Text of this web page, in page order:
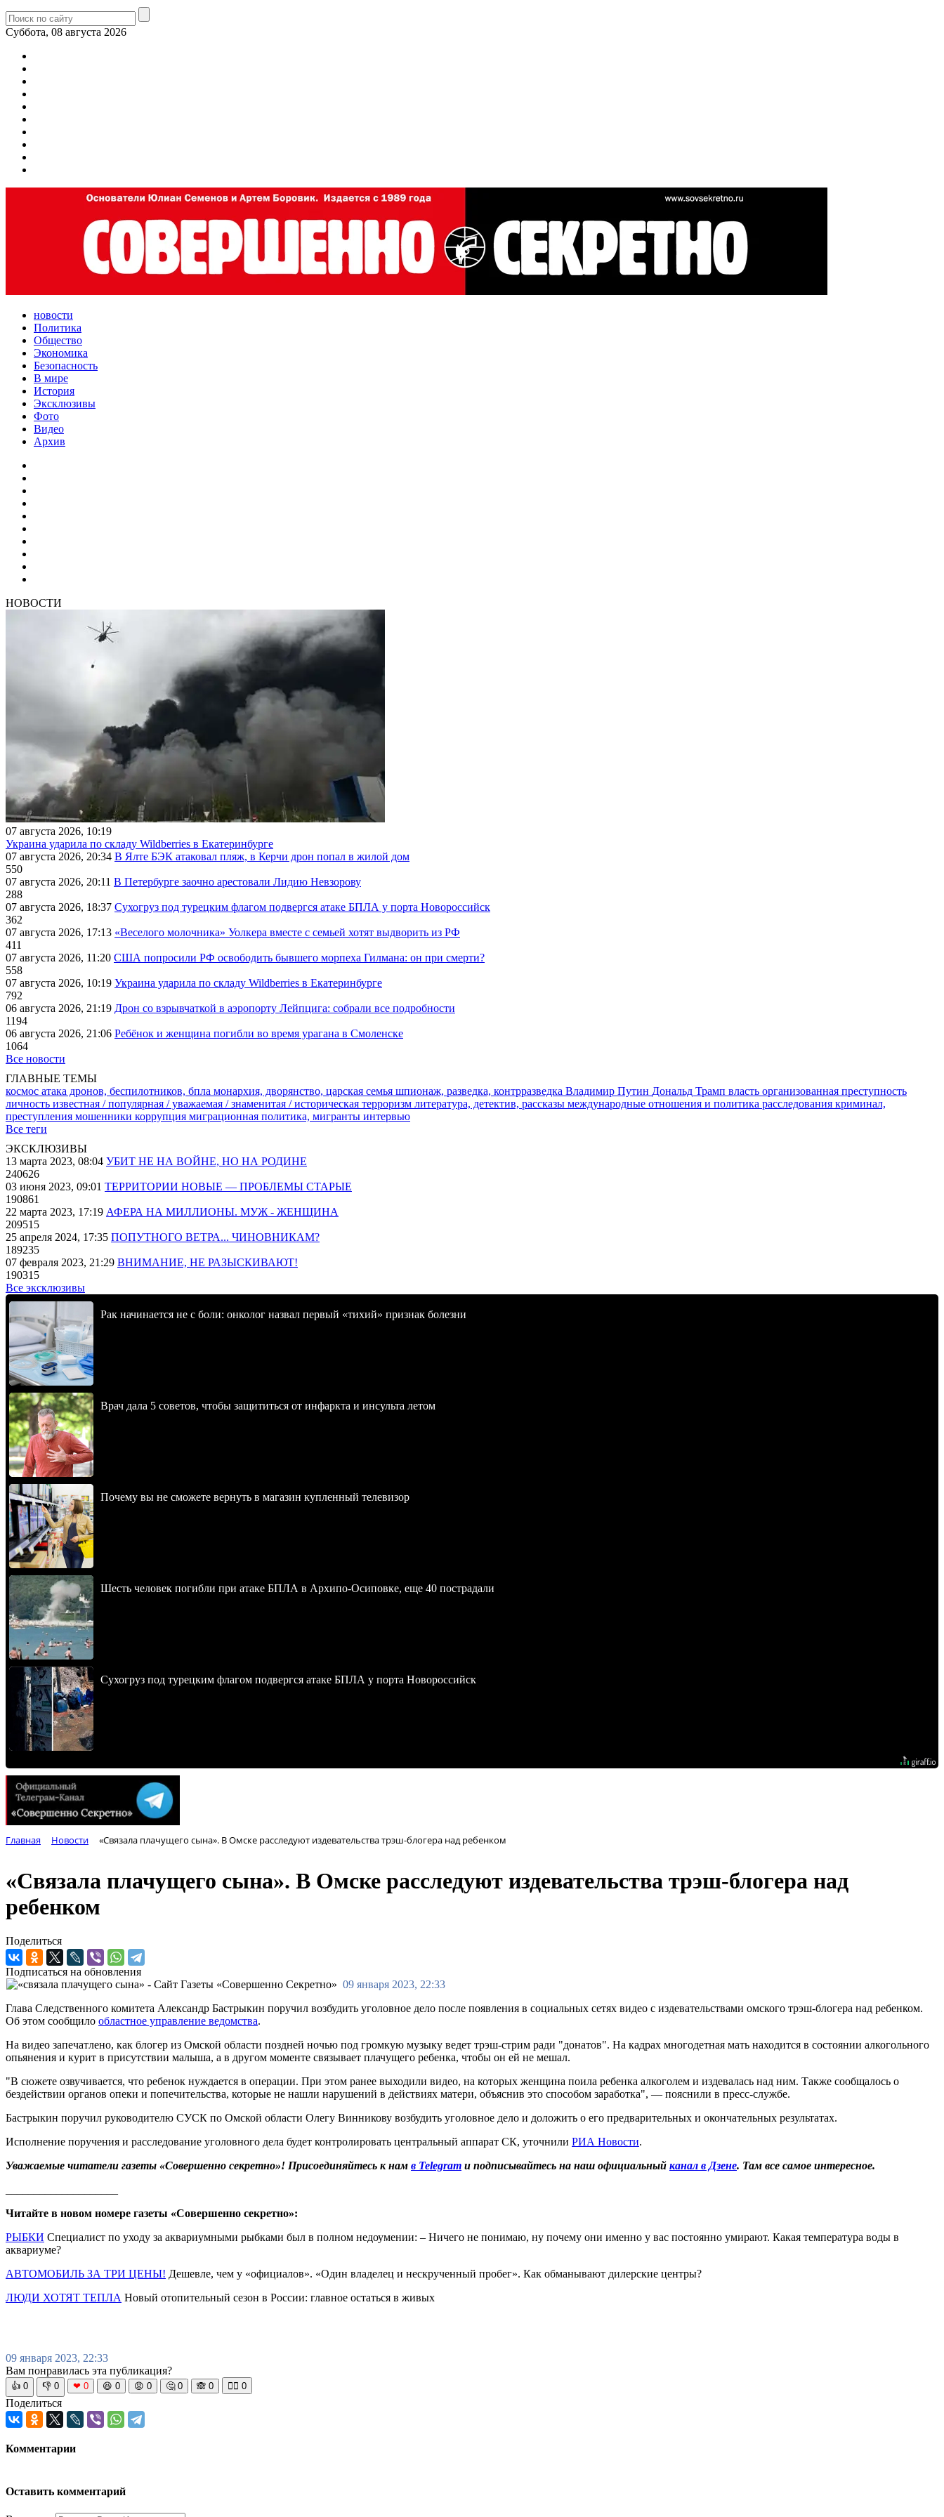
Суббота, 08 августа 2026
новости
Политика
Общество
Экономика
Безопасность
В мире
История
Эксклюзивы
Фото
Видео
Архив
НОВОСТИ
07 августа 2026, 10:19
Украина ударила по складу Wildberries в Екатеринбурге
07 августа 2026, 20:34 В Ялте БЭК атаковал пляж, в Керчи дрон попал в жилой дом
550
07 августа 2026, 20:11 В Петербурге заочно арестовали Лидию Невзорову
288
07 августа 2026, 18:37 Сухогруз под турецким флагом подвергся атаке БПЛА у порта Новороссийск
362
07 августа 2026, 17:13 «Веселого молочника» Уолкера вместе с семьей хотят выдворить из РФ
411
07 августа 2026, 11:20 США попросили РФ освободить бывшего морпеха Гилмана: он при смерти?
558
07 августа 2026, 10:19 Украина ударила по складу Wildberries в Екатеринбурге
792
06 августа 2026, 21:19 Дрон со взрывчаткой в аэропорту Лейпцига: собрали все подробности
1194
06 августа 2026, 21:06 Ребёнок и женщина погибли во время урагана в Смоленске
1064
Все новости
ГЛАВНЫЕ ТЕМЫ
космос атака дронов, беспилотников, бпла монархия, дворянство, царская семья шпионаж, разведка, контрразведка Владимир Путин Дональд Трамп власть организованная преступность
личность известная / популярная / уважаемая / знаменитая / историческая терроризм литература, детектив, рассказы международные отношения и политика расследования криминал,
преступления мошенники коррупция миграционная политика, мигранты интервью
Все теги
ЭКСКЛЮЗИВЫ
13 марта 2023, 08:04 УБИТ НЕ НА ВОЙНЕ, НО НА РОДИНЕ
240626
03 июня 2023, 09:01 ТЕРРИТОРИИ НОВЫЕ — ПРОБЛЕМЫ СТАРЫЕ
190861
22 марта 2023, 17:19 АФЕРА НА МИЛЛИОНЫ. МУЖ - ЖЕНЩИНА
209515
25 апреля 2024, 17:35 ПОПУТНОГО ВЕТРА... ЧИНОВНИКАМ?
189235
07 февраля 2023, 21:29 ВНИМАНИЕ, НЕ РАЗЫСКИВАЮТ!
190315
Все эксклюзивы
Рак начинается не с боли: онколог назвал первый «тихий» признак болезни
Врач дала 5 советов, чтобы защититься от инфаркта и инсульта летом
Почему вы не сможете вернуть в магазин купленный телевизор
Шесть человек погибли при атаке БПЛА в Архипо-Осиповке, еще 40 пострадали
Сухогруз под турецким флагом подвергся атаке БПЛА у порта Новороссийск
Главная Новости «Связала плачущего сына». В Омске расследуют издевательства трэш-блогера над ребенком
«Связала плачущего сына». В Омске расследуют издевательства трэш-блогера над
ребенком
Поделиться
Подписаться на обновления
09 января 2023, 22:33
Глава Следственного комитета Александр Бастрыкин поручил возбудить уголовное дело после появления в социальных сетях видео с издевательствами омского трэш-блогера над ребенком.
Об этом сообщило областное управление ведомства.
На видео запечатлено, как блогер из Омской области поздней ночью под громкую музыку ведет трэш-стрим ради "донатов". На кадрах многодетная мать находится в состоянии алкогольного
опьянения и курит в присутствии малыша, а в другом моменте связывает плачущего ребенка, чтобы он ей не мешал.
"В сюжете озвучивается, что ребенок нуждается в операции. При этом ранее выходили видео, на которых женщина поила ребенка алкоголем и издевалась над ним. Также сообщалось о
бездействии органов опеки и попечительства, которые не нашли нарушений в действиях матери, объяснив это способом заработка", — пояснили в пресс-службе.
Бастрыкин поручил руководителю СУСК по Омской области Олегу Винникову возбудить уголовное дело и доложить о его предварительных и окончательных результатах.
Исполнение поручения и расследование уголовного дела будет контролировать центральный аппарат СК, уточнили РИА Новости.
Уважаемые читатели газеты «Совершенно секретно»! Присоединяйтесь к нам в Telegram и подписывайтесь на наш официальный канал в Дзене. Там все самое интересное.
Читайте в новом номере газеты «Совершенно секретно»:
РЫБКИ Специалист по уходу за аквариумными рыбками был в полном недоумении: – Ничего не понимаю, ну почему они именно у вас постоянно умирают. Какая температура воды в
аквариуме?
АВТОМОБИЛЬ ЗА ТРИ ЦЕНЫ! Дешевле, чем у «официалов». «Один владелец и нескрученный пробег». Как обманывают дилерские центры?
ЛЮДИ ХОТЯТ ТЕПЛА Новый отопительный сезон в России: главное остаться в живых
09 января 2023, 22:33
Вам понравилась эта публикация?
👍 0 👎 0 ❤ 0 😆 0 😡 0 🤔 0 🙈 0 🧘‍♀️ 0
Поделиться
Комментарии
Оставить комментарий